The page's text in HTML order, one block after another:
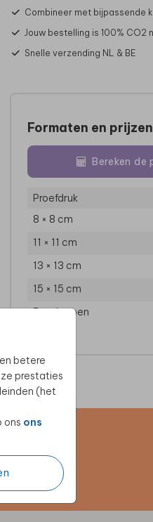
betere
prestaties
(het
ons ons
Combineer met bijpassende
Jouw bestelling is 100% CO2
Snelle verzending NL & BE
Formaten en prijzen
Bereken
Proefdruk
8 × 8 cm
11 × 11 cm
13 × 13 cm
15 × 15 cm
Enveloppen